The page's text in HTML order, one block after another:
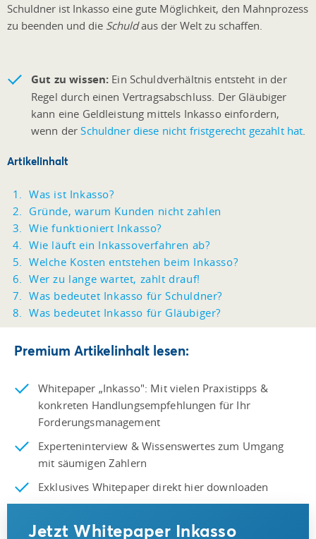
Schuldner ist Inkasso eine gute Möglichkeit, den Mahnprozess
zu beenden und die Schuldaus der Welt zu schaffen.
Gut zu wissen: Ein Schuldverhältnis entsteht in der
Regel durch einen Vertragsabschluss. Der Gläubiger
kann eine Geldleistung mittels Inkasso einfordern,
wenn derSchuldner diese nicht fristgerecht gezahlt hat
Artikelinhalt
Was ist Inkasso?
Gründe, warum Kunden nicht zahlen
Wie funktioniert Inkasso?
Wie läuft ein Inkassoverfahren ab?
Welche Kosten entstehen beim Inkasso?
Wer zu lange wartet, zahlt drauf!
Was bedeutet Inkasso für Schuldner?
Was bedeutet Inkasso für Gläubiger?
Premium Artikelinhalt lesen:
Whitepaper „Inkasso": Mit vielen Praxistipps &
konkreten Handlungsempfehlungen für Ihr
Forderungsmanagement
Experteninterview & Wissenswertes zum Umgang
mit säumigen Zahlern
Exklusives Whitepaper direkt hier downloaden
Jetzt Whitepaper Inkasso